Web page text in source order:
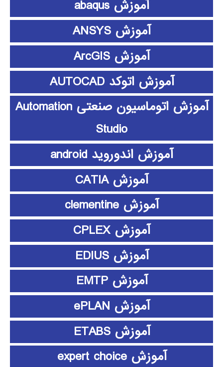
آموزش abaqus
آموزش ANSYS
آموزش ArcGIS
آموزش اتوکد AUTOCAD
آموزش اتوماسیون صنعتی Automation
Studio
آموزش اندوروید android
آموزش CATIA
آموزش clementine
آموزش CPLEX
آموزش EDIUS
آموزش EMTP
آموزش ePLAN
آموزش ETABS
آموزش expert choice